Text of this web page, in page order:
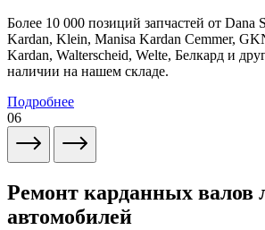
Более 10 000 позиций запчастей от Dana
Kardan, Klein, Manisa Kardan Cemmer,
Kardan, Walterscheid, Welte, Белкард и
наличии на нашем складе.
Подробнее
06
Ремонт карданных
автомобилей